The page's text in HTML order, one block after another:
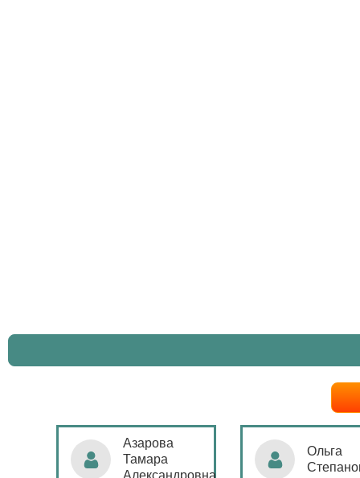
Ольга
Степанова
Наталья